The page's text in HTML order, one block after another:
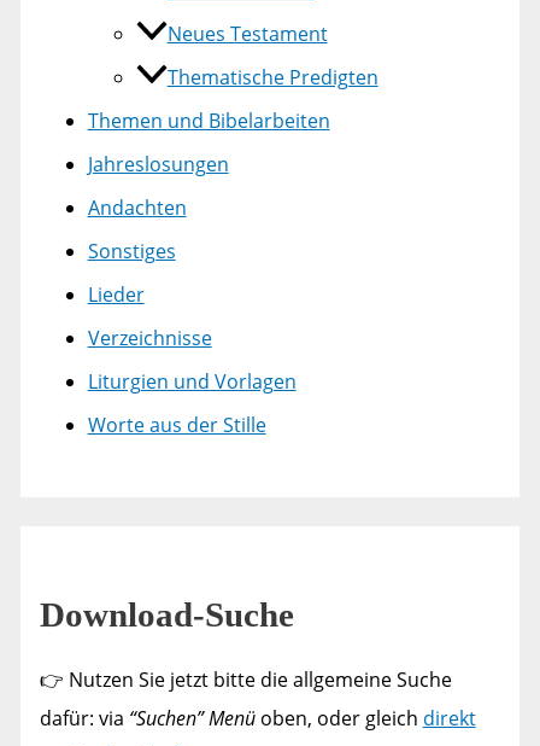
Neues Testament
Thematische Predigten
Themen und Bibelarbeiten
Jahreslosungen
Andachten
Sonstiges
Lieder
Verzeichnisse
Liturgien und Vorlagen
Worte aus der Stille
Download-Suche
👉 Nutzen Sie jetzt bitte die allgemeine Suche
dafür: via “Suchen” Menüoben, oder gleich direkt